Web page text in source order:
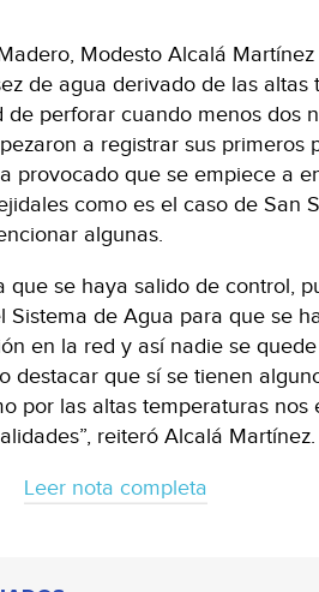
Modesto Alcalá
de agua derivado de las altas
perforar cuando menos dos
a registrar sus primeros
provocado que se empiece a
como es el caso de San
algunas.
que se haya salido de control,
de Agua para que se
en la red y así nadie se
destacar que sí se tienen
por las altas temperaturas nos
reiteró Alcalá Martínez.
Leer nota completa